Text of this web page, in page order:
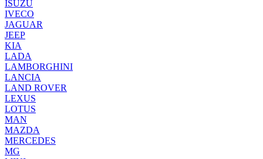
ISUZU
IVECO
JAGUAR
JEEP
KIA
LADA
LAMBORGHINI
LANCIA
LAND ROVER
LEXUS
LOTUS
MAN
MAZDA
MERCEDES
MG